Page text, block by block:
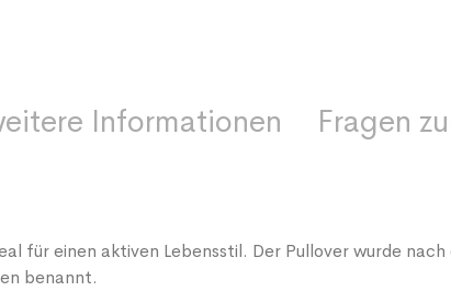
Informationen Fragen
für einen aktiven Lebensstil. Der Pullover wurde nach
benannt.